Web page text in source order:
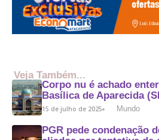
Veja Também...
Corpo nu é achado
Basílica de Aparecida
15 de julho de 2025 Mundo
PGR pede condenação